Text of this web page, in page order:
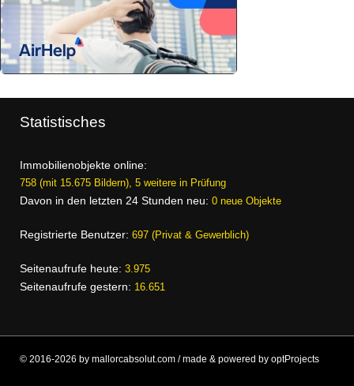
Statistisches
Immobilienobjekte online:
758 (mit 15.675 Bildern), 5 weitere in Prüfung
Davon in den letzten 24 Stunden neu: 0 neue Objekte
Registrierte Benutzer: 697 (Privat & Gewerblich)
Seitenaufrufe heute: 3.975
Seitenaufrufe gestern: 16.651
© 2016-2026 by mallorcabsolut.com / made & powered by optProjects